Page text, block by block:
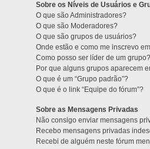
Sobre os Níveis de Usuários e
O que são Administradores?
O que são Moderadores?
O que são grupos de usuários?
Onde estão e como me inscrevo
Como posso ser líder de um grupo?
Por que alguns grupos aparecem
O que é um “Grupo padrão”?
O que é o link “Equipe do fórum”?
Sobre as Mensagens Privadas
Não consigo enviar mensagens
Recebo mensagens privadas
Recebi de alguém neste fórum